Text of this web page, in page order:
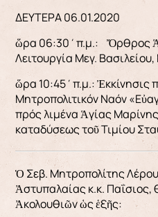
ΔΕΥΤΕΡΑ 06.01.2020
ὥρα 06:30΄π.μ.: Ὄρθρος
Λειτουργία Μεγ.
ὥρα 10:45΄π.μ.: Ἐκκίνησις
Μητροπολιτικόν Ναόν
πρός λιμένα Ἁγίας
καταδύσεως τοῦ Τιμίου
Ὁ Σεβ. Μητροπολίτης
Ἀστυπαλαίας κ.κ. Παΐσιος,
Ἀκολουθιῶν ὡς ἑξῆς: